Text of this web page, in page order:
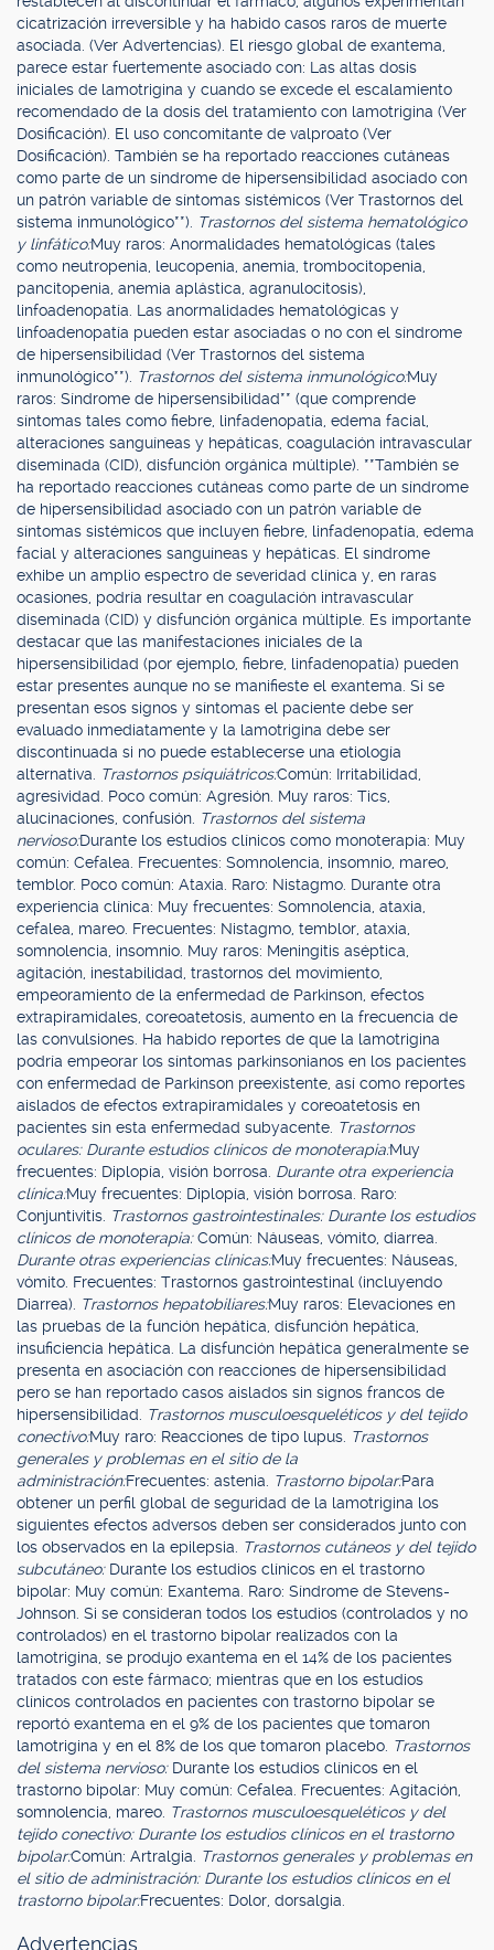
cicatrización irreversible y ha habido casos raros de muerte
asociada. (Ver Advertencias). El riesgo global de exantema,
parece estar fuertemente asociado con: Las altas dosis
iniciales de lamotrigina y cuando se excede el escalamiento
recomendado de la dosis del tratamiento con lamotrigina (Ver
Dosificación). El uso concomitante de valproato (Ver
Dosificación). También se ha reportado reacciones cutáneas
como parte de un síndrome de hipersensibilidad asociado con
un patrón variable de síntomas sistémicos (Ver Trastornos del
sistema inmunológico**). Trastornos del sistema hematológico
y linfático:Muy raros: Anormalidades hematológicas (tales
como neutropenia, leucopenia, anemia, trombocitopenia,
pancitopenia, anemia aplástica, agranulocitosis),
linfoadenopatía. Las anormalidades hematológicas y
linfoadenopatía pueden estar asociadas o no con el síndrome
de hipersensibilidad (Ver Trastornos del sistema
inmunológico**). Trastornos del sistema inmunológico:Muy
raros: Síndrome de hipersensibilidad** (que comprende
síntomas tales como fiebre, linfadenopatía, edema facial,
alteraciones sanguíneas y hepáticas, coagulación intravascular
diseminada (CID), disfunción orgánica múltiple). **También se
ha reportado reacciones cutáneas como parte de un síndrome
de hipersensibilidad asociado con un patrón variable de
síntomas sistémicos que incluyen fiebre, linfadenopatía, edema
facial y alteraciones sanguíneas y hepáticas. El síndrome
exhibe un amplio espectro de severidad clínica y, en raras
ocasiones, podría resultar en coagulación intravascular
diseminada (CID) y disfunción orgánica múltiple. Es importante
destacar que las manifestaciones iniciales de la
hipersensibilidad (por ejemplo, fiebre, linfadenopatía) pueden
estar presentes aunque no se manifieste el exantema. Si se
presentan esos signos y síntomas el paciente debe ser
evaluado inmediatamente y la lamotrigina debe ser
discontinuada si no puede establecerse una etiología
alternativa.
Trastornos psiquiátricos:Común: Irritabilidad,
agresividad. Poco común: Agresión. Muy raros: Tics,
alucinaciones, confusión. Trastornos del sistema
nervioso:Durante los estudios clínicos como monoterapia: Muy
común: Cefalea. Frecuentes: Somnolencia, insomnio, mareo,
temblor. Poco común: Ataxia. Raro: Nistagmo. Durante otra
experiencia clínica: Muy frecuentes: Somnolencia, ataxia,
cefalea, mareo. Frecuentes: Nistagmo, temblor, ataxia,
somnolencia, insomnio. Muy raros: Meningitis aséptica,
agitación, inestabilidad, trastornos del movimiento,
empeoramiento de la enfermedad de Parkinson, efectos
extrapiramidales, coreoatetosis, aumento en la frecuencia de
las convulsiones. Ha habido reportes de que la lamotrigina
podría empeorar los síntomas parkinsonianos en los pacientes
con enfermedad de Parkinson preexistente, así como reportes
aislados de efectos extrapiramidales y coreoatetosis en
pacientes sin esta enfermedad subyacente. Trastornos
oculares: Durante estudios clínicos de monoterapia:Muy
frecuentes: Diplopía, visión borrosa. Durante otra experiencia
clínica:Muy frecuentes: Diplopía, visión borrosa. Raro:
Conjuntivitis. Trastornos gastrointestinales: Durante los estudios
clínicos de monoterapia:Común: Náuseas, vómito, diarrea.
Durante otras experiencias clínicas:Muy frecuentes: Náuseas,
vómito. Frecuentes: Trastornos gastrointestinal (incluyendo
Diarrea). Trastornos hepatobiliares:Muy raros: Elevaciones en
las pruebas de la función hepática, disfunción hepática,
insuficiencia hepática. La disfunción hepática generalmente se
presenta en asociación con reacciones de hipersensibilidad
pero se han reportado casos aislados sin signos francos de
hipersensibilidad.
Trastornos musculoesqueléticos y del tejido
conectivo:Muy raro: Reacciones de tipo lupus. Trastornos
generales y problemas en el sitio de la
administración:Frecuentes: astenia. Trastorno bipolar:Para
obtener un perfil global de seguridad de la lamotrigina los
siguientes efectos adversos deben ser considerados junto con
los observados en la epilepsia.
Trastornos cutáneos y del tejido
subcutáneo: Durante los estudios clínicos en el trastorno
bipolar: Muy común: Exantema. Raro: Síndrome de Stevens-
Johnson. Si se consideran todos los estudios (controlados y no
controlados) en el trastorno bipolar realizados con la
lamotrigina, se produjo exantema en el 14% de los pacientes
tratados con este fármaco; mientras que en los estudios
clínicos controlados en pacientes con trastorno bipolar se
reportó exantema en el 9% de los pacientes que tomaron
lamotrigina y en el 8% de los que tomaron placebo. Trastornos
del sistema nervioso: Durante los estudios clínicos en el
trastorno bipolar: Muy común: Cefalea. Frecuentes: Agitación,
somnolencia, mareo. Trastornos musculoesqueléticos y del
tejido conectivo: Durante los estudios clínicos en el trastorno
bipolar:Común: Artralgia.
Trastornos generales y problemas en
el sitio de administración: Durante los estudios clínicos en el
trastorno bipolar:Frecuentes: Dolor, dorsalgia.
Advertencias.